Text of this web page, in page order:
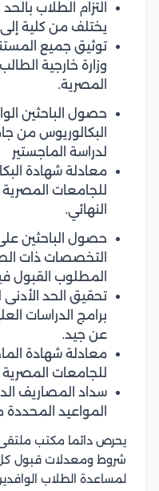
التزام الطلاب
يختلف من كلية
توثيق جميع
وزارة خارجية
المصرية.
حصول الباحثين
البكالوريوس من
لدراسة الماجستير
معادلة شهادة
للجامعات المصرية
النهائي.
حصول الباحثين
التخصصات ذات
المطلوب القبول
تحقيق الحد
برامج الدراسات
عن جيد.
معادلة شهادة
للجامعات
سداد المصاريف
المواعيد
يحرص دائما مكتب
شروط ومعدلات قبول
لمساعدة الطلاب